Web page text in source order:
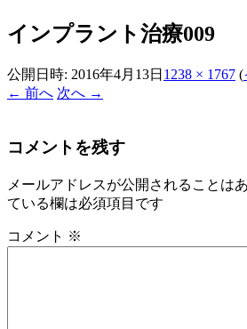
インプラント治療009
公開日時: 2016年4月13日 1238 × 1767 (
← 前へ 次へ →
コメントを残す
メールアドレスが公開されることは
ている欄は必須項目です
コメント ※